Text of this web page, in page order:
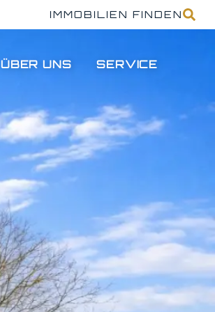
IMMOBILIEN FINDEN
ÜBER UNS SERVICE